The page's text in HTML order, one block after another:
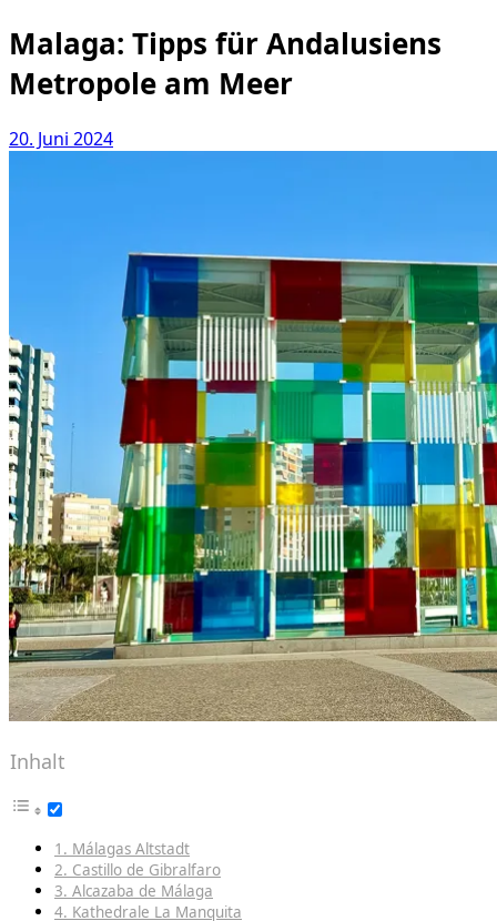
Malaga: Tipps für Andalusiens
Metropole am Meer
20. Juni 2024
Inhalt
1. Málagas Altstadt
2. Castillo de Gibralfaro
3. Alcazaba de Málaga
4. Kathedrale La Manquita